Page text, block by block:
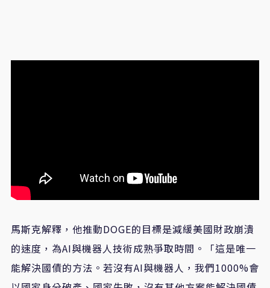
馬斯克解釋，他推動DOGE的目標是減緩美國財政崩潰
的速度，為AI與機器人技術成熟爭取時間。「這是唯一
能解決國債的方法。若沒有AI與機器人，我們1000%會